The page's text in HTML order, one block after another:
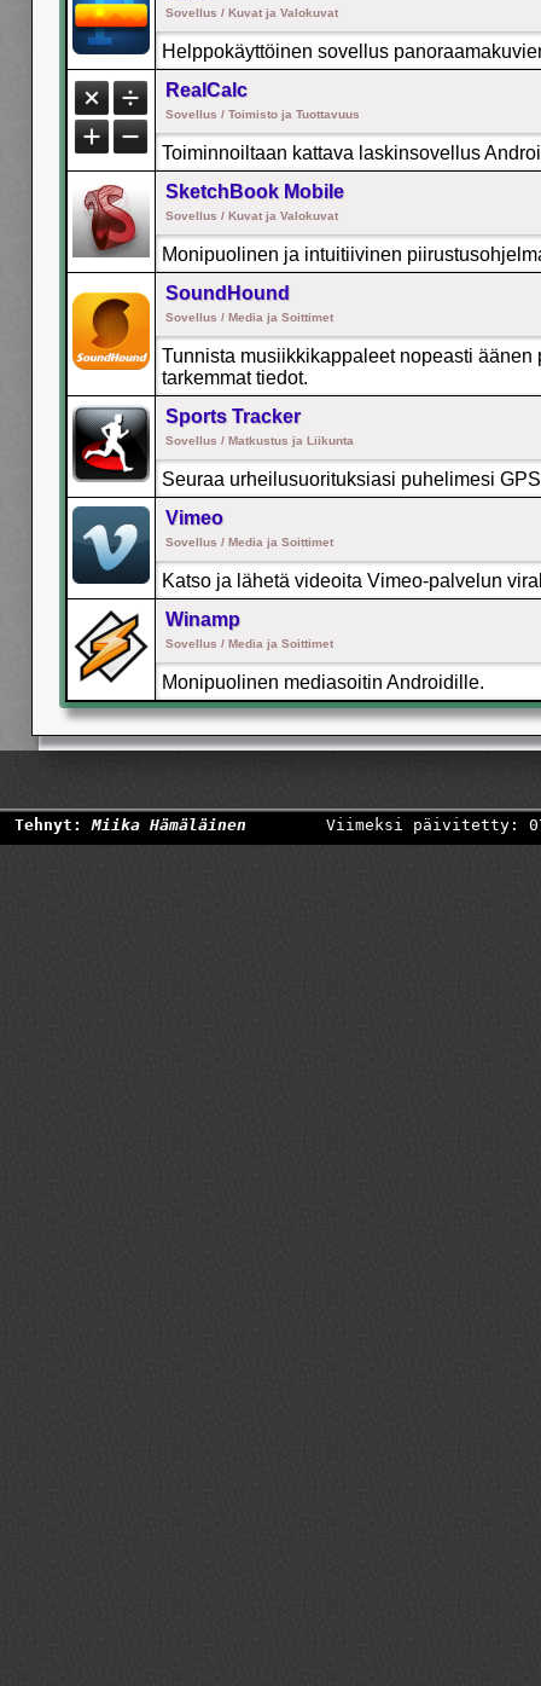
Sovellus / Kuvat ja Valokuvat
Helppokäyttöinen sovellus
RealCalc
Sovellus / Toimisto ja Tuottavuus
Toiminnoiltaan kattava laskinsovellus
SketchBook Mobile
Sovellus / Kuvat ja Valokuvat
Monipuolinen ja intuitiivinen
SoundHound
Sovellus / Media ja Soittimet
Tunnista musiikkikappaleet nopeasti
tarkemmat tiedot.
Sports Tracker
Sovellus / Matkustus ja Liikunta
Seuraa urheilusuorituksiasi puhelimesi
Vimeo
Sovellus / Media ja Soittimet
Katso ja lähetä videoita Vimeo-palvelun
Winamp
Sovellus / Media ja Soittimet
Monipuolinen mediasoitin Androidille.
Tehnyt:Miika Hämäläinen Viimeksi päivitetty: